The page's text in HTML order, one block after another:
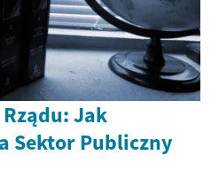
Jak
Sektor Publiczny